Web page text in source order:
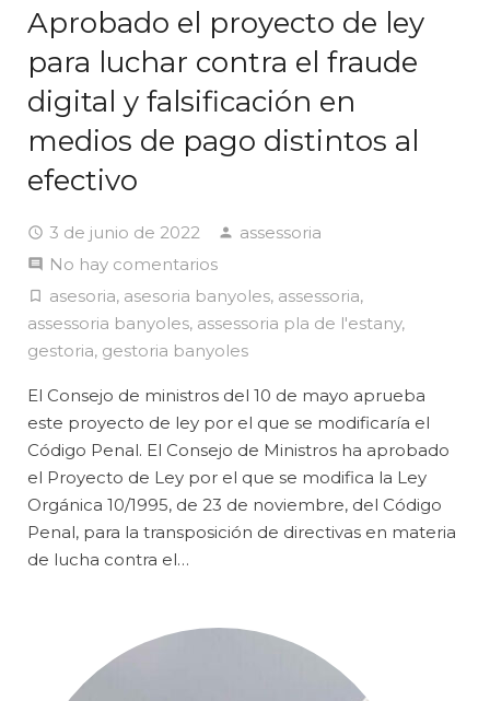
Aprobado el proyecto de ley
para luchar contra el fraude
digital y falsificación en
medios de pago distintos al
efectivo
3 de junio de 2022
assessoria
No hay comentarios
asesoria, asesoria banyoles, assessoria,
assessoria banyoles, assessoria pla de l'estany,
gestoria, gestoria banyoles
El Consejo de ministros del 10 de mayo aprueba
este proyecto de ley por el que se modificaría el
Código Penal. El Consejo de Ministros ha aprobado
el Proyecto de Ley por el que se modifica la Ley
Orgánica 10/1995, de 23 de noviembre, del Código
Penal, para la transposición de directivas en materia
de lucha contra el…